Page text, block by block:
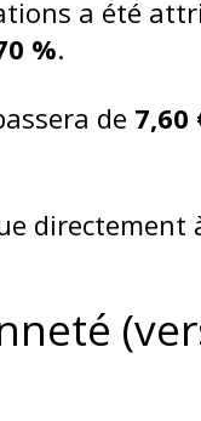
a été
%.
de 7,60
directement